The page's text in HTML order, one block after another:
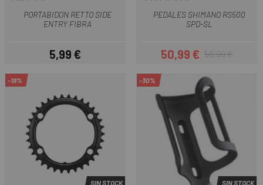
PORTABIDON RETTO SIDE
ENTRY FIBRA
Precio
5,99 €
PEDALES SHIMANO RS500
SPD-SL
Precio
50,99 €Precio regular
59,99 €
-19%
SIN STOCK
-30%
SIN STOCK